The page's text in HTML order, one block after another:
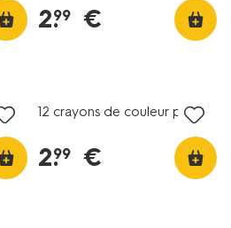
2.
99 €
12 crayons de couleur pastel
2.
99 €